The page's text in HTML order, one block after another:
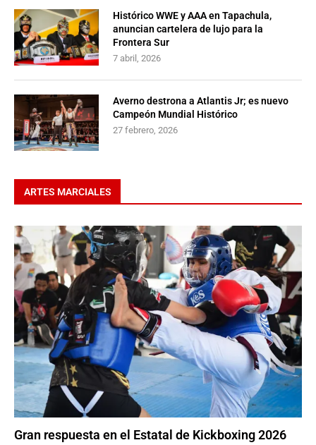
Histórico WWE y AAA en Tapachula,
anuncian cartelera de lujo para la
Frontera Sur
7 abril, 2026
Averno destrona a Atlantis Jr; es nuevo
Campeón Mundial Histórico
27 febrero, 2026
ARTES MARCIALES
Gran respuesta en el Estatal de Kickboxing 2026